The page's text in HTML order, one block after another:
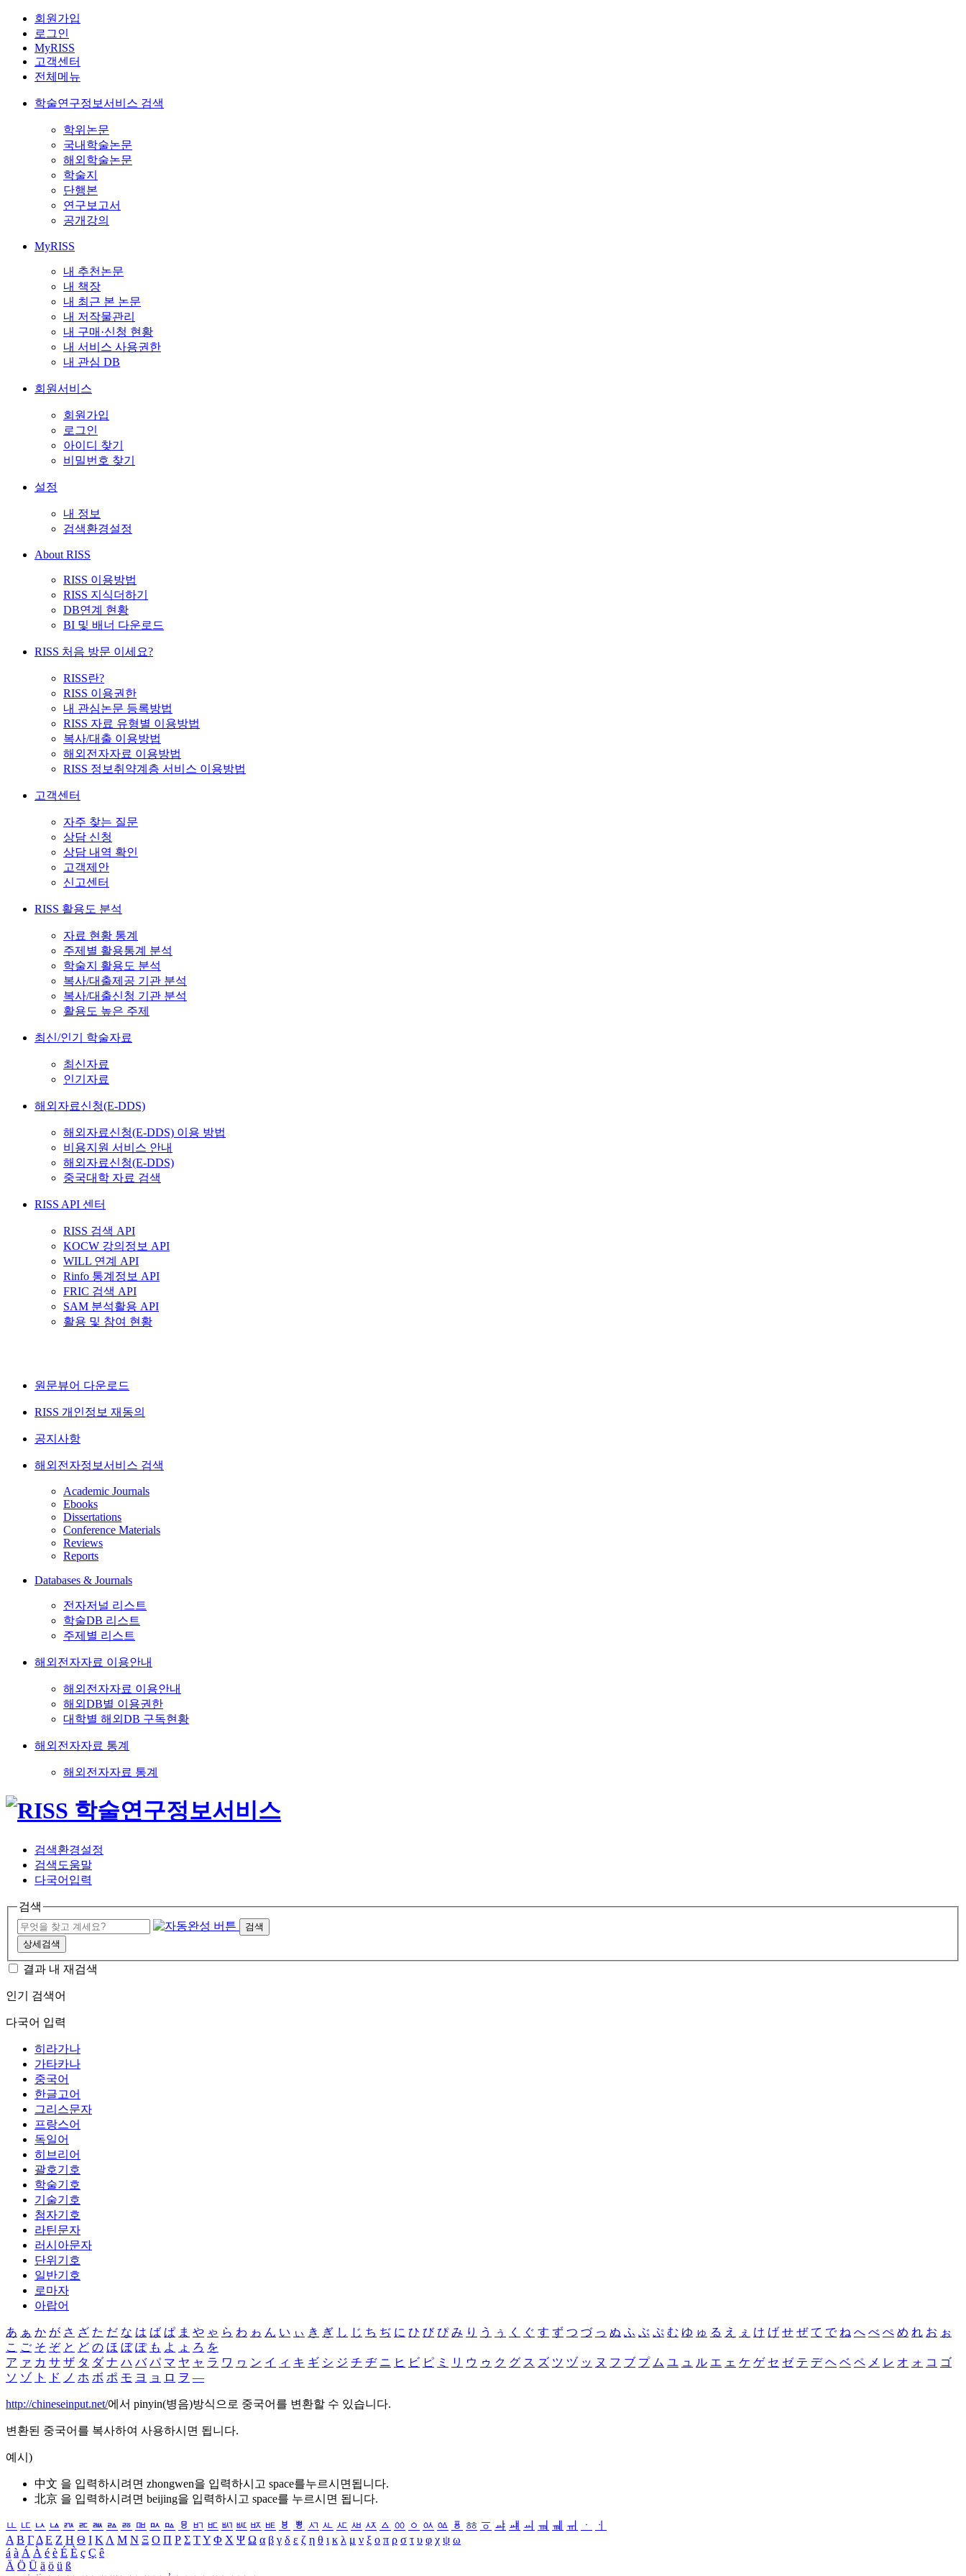
회원가입
로그인
MyRISS
고객센터
전체메뉴
학술연구정보서비스 검색
학위논문
국내학술논문
해외학술논문
학술지
단행본
연구보고서
공개강의
MyRISS
내 추천논문
내 책장
내 최근 본 논문
내 저작물관리
내 구매·신청 현황
내 서비스 사용권한
내 관심 DB
회원서비스
회원가입
로그인
아이디 찾기
비밀번호 찾기
설정
내 정보
검색환경설정
About RISS
RISS 이용방법
RISS 지식더하기
DB연계 현황
BI 및 배너 다운로드
RISS 처음 방문 이세요?
RISS란?
RISS 이용권한
내 관심논문 등록방법
RISS 자료 유형별 이용방법
복사/대출 이용방법
해외전자자료 이용방법
RISS 정보취약계층 서비스 이용방법
고객센터
자주 찾는 질문
상담 신청
상담 내역 확인
고객제안
신고센터
RISS 활용도 분석
자료 현황 통계
주제별 활용통계 분석
학술지 활용도 분석
복사/대출제공 기관 분석
복사/대출신청 기관 분석
활용도 높은 주제
최신/인기 학술자료
최신자료
인기자료
해외자료신청(E-DDS)
해외자료신청(E-DDS) 이용 방법
비용지원 서비스 안내
해외자료신청(E-DDS)
중국대학 자료 검색
RISS API 센터
RISS 검색 API
KOCW 강의정보 API
WILL 연계 API
Rinfo 통계정보 API
FRIC 검색 API
SAM 분석활용 API
활용 및 참여 현황
원문뷰어 다운로드
RISS 개인정보 재동의
공지사항
해외전자정보서비스 검색
Academic Journals
Ebooks
Dissertations
Conference Materials
Reviews
Reports
Databases & Journals
전자저널 리스트
학술DB 리스트
주제별 리스트
해외전자자료 이용안내
해외전자자료 이용안내
해외DB별 이용권한
대학별 해외DB 구독현황
해외전자자료 통계
해외전자자료 통계
검색환경설정
검색도움말
다국어입력
검색
검색
상세검색
결과 내 재검색
인기 검색어
다국어 입력
히라가나
가타카나
중국어
한글고어
그리스문자
프랑스어
독일어
히브리어
괄호기호
학술기호
기술기호
첨자기호
라틴문자
러시아문자
단위기호
일반기호
로마자
아랍어
あ ぁ か が さ ざ た だ な は ば ぱ ま や ゃ ら わ ゎ ん い ぃ き ぎ し じ ち ぢ に ひ び ぴ み り う ぅ く ぐ す ず つ づ っ ぬ ふ ぶ ぷ む ゆ ゅ る え ぇ け げ せ ぜ て で ね へ べ ぺ め れ お ぉ
こ ご そ ぞ と ど の ほ ぼ ぽ も よ ょ ろ を
ア ァ カ サ ザ タ ダ ナ ハ バ パ マ ヤ ャ ラ ワ ヮ ン イ ィ キ ギ シ ジ チ ヂ ニ ヒ ビ ピ ミ リ ウ ゥ ク グ ス ズ ツ ヅ ッ ヌ フ ブ プ ム ユ ュ ル エ ェ ケ ゲ セ ゼ テ デ ヘ ベ ペ メ レ オ ォ コ ゴ
ソ ゾ ト ド ノ ホ ボ ポ モ ヨ ョ ロ ヲ ―
http://chineseinput.net/에서 pinyin(병음)방식으로 중국어를 변환할 수 있습니다.
변환된 중국어를 복사하여 사용하시면 됩니다.
예시)
中文 을 입력하시려면 zhongwen을 입력하시고 space를누르시면됩니다.
北京 을 입력하시려면 beijing을 입력하시고 space를 누르시면 됩니다.
ㅥ ㅦ ㅧ ㅨ ㅩ ㅪ ㅫ ㅬ ㅭ ㅮ ㅯ ㅰ ㅱ ㅲ ㅳ ㅴ ㅵ ㅶ ㅷ ㅸ ㅹ ㅺ ㅻ ㅼ ㅽ ㅾ ㅿ ㆀ ㆁ ㆂ ㆃ ㆄ ㆅ ㆆ ㆇ ㆈ ㆉ ㆊ ㆋ ㆌ ㆍ
ㆎ
Α Β ΓΔ Ε Ζ Η Θ Ι ΚΛ Μ Ν Ξ Ο Π Ρ Σ ΤΥ Φ Χ Ψ Ω α β γ δ ε ζ η θ ι κ λ μ ν ξ ο π ρ σ τ υ φ χ ψ ω
á à Á À é è É È ç Ç ê
Ä Ö Ü ä ö ü ß